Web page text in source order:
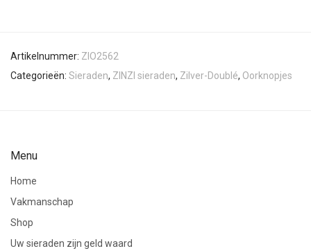
Artikelnummer: ZIO2562
Categorieën: Sieraden, ZINZI sieraden, Zilver-Doublé, Oorknopjes
Menu
Home
Vakmanschap
Shop
Uw sieraden zijn geld waard